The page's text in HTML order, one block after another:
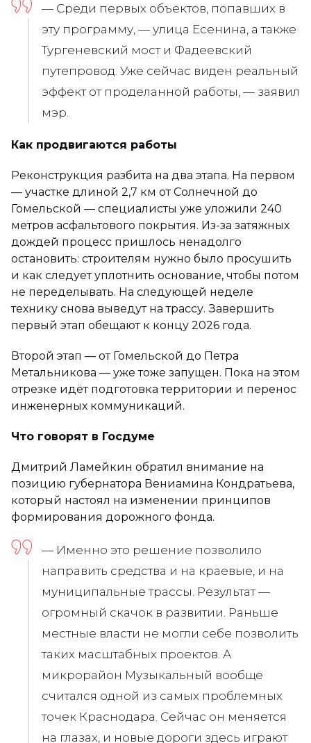
— Среди первых объектов, попавших в
эту программу, — улица Есенина, а также
Тургеневский мост и Фадеевский
путепровод. Уже сейчас виден реальный
эффект от проделанной работы, — заявил
мэр.
Как продвигаются работы
Реконструкция разбита на два этапа. На первом
— участке длиной 2,7 км от Солнечной до
Гомельской — специалисты уже уложили 240
метров асфальтового покрытия. Из-за затяжных
дождей процесс пришлось ненадолго
остановить: строителям нужно было просушить
и как следует уплотнить основание, чтобы потом
не переделывать. На следующей неделе
технику снова выведут на трассу. Завершить
первый этап обещают к концу 2026 года.
Второй этап — от Гомельской до Петра
Метальникова — уже тоже запущен. Пока на этом
отрезке идёт подготовка территории и перенос
инженерных коммуникаций.
Что говорят в Госдуме
Дмитрий Ламейкин обратил внимание на
позицию губернатора Вениамина Кондратьева,
который настоял на изменении принципов
формирования дорожного фонда.
— Именно это решение позволило
направить средства и на краевые, и на
муниципальные трассы. Результат —
огромный скачок в развитии. Раньше
местные власти не могли себе позволить
таких масштабных проектов. А
микрорайон Музыкальный вообще
считался одной из самых проблемных
точек Краснодара. Сейчас он меняется
на глазах, и новые дороги здесь играют